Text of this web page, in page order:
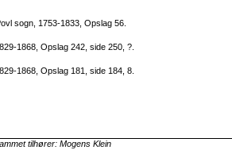
sogn, 1753-1833, Opslag 56.
1868, Opslag 242, side 250, ?.
1868, Opslag 181, side 184, 8.
tilhører: Mogens Klein